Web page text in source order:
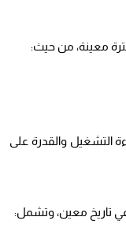
معينة، من حيث:
التشغيل والقدرة على
تاريخ معين، وتشمل: